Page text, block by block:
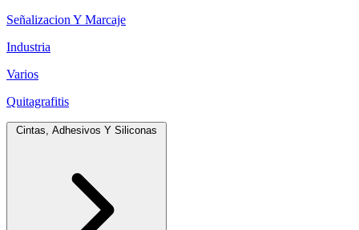
Señalizacion Y Marcaje
Industria
Varios
Quitagrafitis
Cintas, Adhesivos Y Siliconas